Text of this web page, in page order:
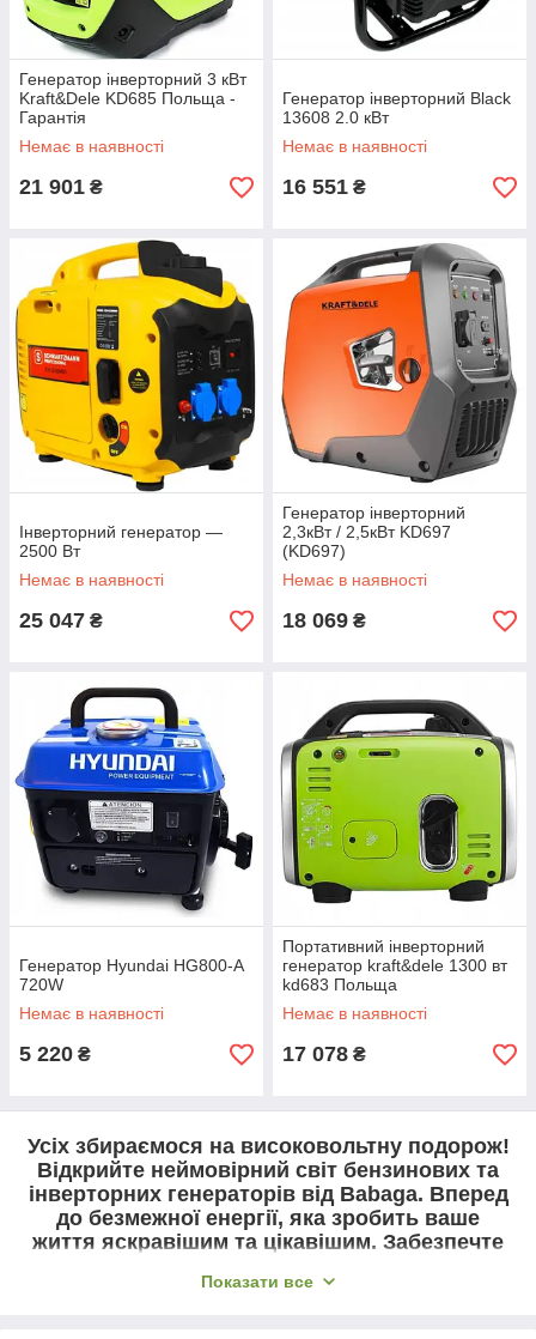
Генератор інверторний 3 кВт
Kraft&Dele KD685 Польща -
Гарантія
Немає в наявності
21 901 ₴
Генератор інверторний Black
13608 2.0 кВт
Немає в наявності
16 551 ₴
Інверторний генератор —
2500 Вт
Немає в наявності
25 047 ₴
Генератор інверторний
2,3кВт / 2,5кВт KD697
(KD697)
Немає в наявності
18 069 ₴
Генератор Hyundai HG800-A
720W
Немає в наявності
5 220 ₴
Портативний інверторний
генератор kraft&dele 1300 вт
kd683 Польща
Немає в наявності
17 078 ₴
Усіх збираємося на високовольтну подорож!
Відкрийте неймовірний світ бензинових та
інверторних генераторів від Babaga. Вперед
до безмежної енергії, яка зробить ваше
життя яскравішим та цікавішим. Забезпечте
насолоджуйтеся безперебійним життям з
Показати все